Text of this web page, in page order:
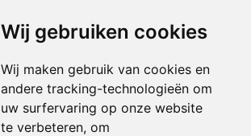
Wij gebruiken cookies
Wij maken gebruik van cookies en
andere tracking-technologieën om
uw surfervaring op onze website
te verbeteren, om